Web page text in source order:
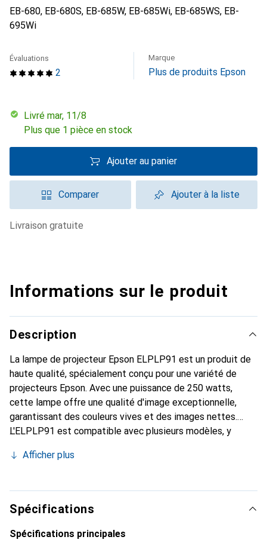
EB-680, EB-680S, EB-685W, EB-685Wi, EB-685WS, EB-
695Wi
2
Évaluations Marque
Plus de produits Epson
Livré mar, 11/8
Plus que 1 pièce en stock
Ajouter au panier
Comparer Ajouter à la liste
livraison gratuite
Informations sur le produit
Description
La lampe de projecteur Epson ELPLP91 est un produit de
haute qualité, spécialement conçu pour une variété de
projecteurs Epson. Avec une puissance de 250 watts,
cette lampe offre une qualité d'image exceptionnelle,
garantissant des couleurs vives et des images nettes.
L'ELPLP91 est compatible avec plusieurs modèles, y
685Wi/695Wi, ce qui en fait un choix polyvalent pour
impressionnante allant jusqu'à 10 000 heures, ce qui
signifie qu'elle offre des performances fiables sur le long
terme. En tant que produit original d'Epson, l'ELPLP91
garantit la meilleure compatibilité et performance
Afficher plus
Spécifications
Spécifications principales